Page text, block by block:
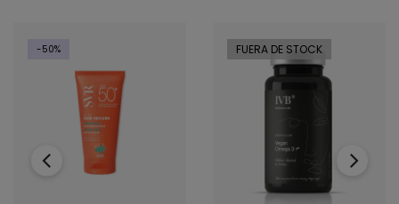
-50% FUERA DE STOCK
‹ ›